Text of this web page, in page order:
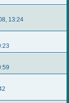
13:24